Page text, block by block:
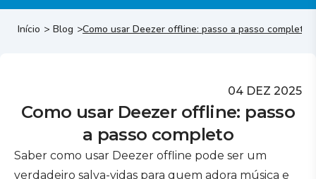
Início Blog Como usar Deezer offline: passo a passo completo
04 DEZ 2025
Como usar Deezer offline: passo
a passo completo
Saber como usar Deezer offline pode ser um
verdadeiro salva-vidas para quem adora música e